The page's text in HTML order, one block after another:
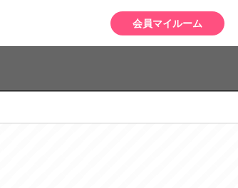
会員マイルーム